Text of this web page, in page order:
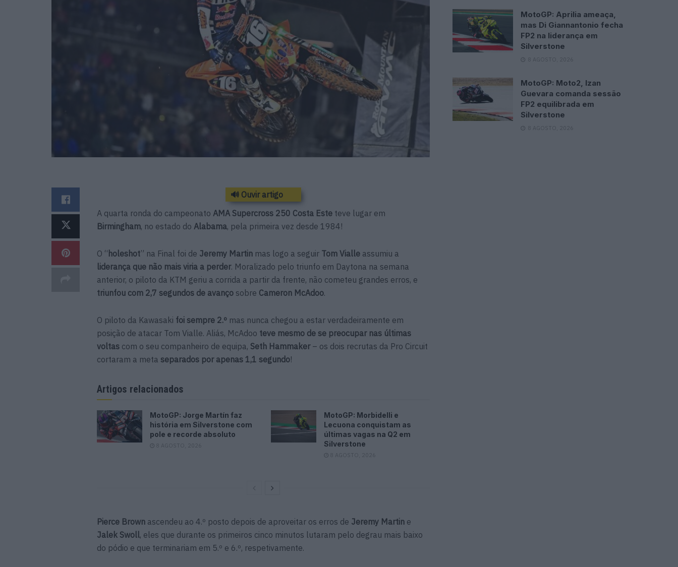
🔊 Ouvir artigo
A quarta ronda do campeonato AMA Supercross 250 Costa Este teve lugar em
Birmingham, no estado do Alabama, pela primeira vez desde 1984!
O “ holeshot” na Final foi de Jeremy Martin mas logo a seguir Tom Vialle assumiu a
liderança que não mais viria a perder. Moralizado pelo triunfo em Daytona na semana
anterior, o piloto da KTM geriu a corrida a partir da frente, não cometeu grandes erros, e
triunfou com 2,7 segundos de avanço sobre Cameron McAdoo.
O piloto da Kawasaki foi sempre 2.º mas nunca chegou a estar verdadeiramente em
posição de atacar Tom Vialle. Aliás, McAdoo teve mesmo de se preocupar nas últimas
voltas com o seu companheiro de equipa, Seth Hammaker– os dois recrutas da Pro Circuit
cortaram a meta separados por apenas 1,1 segundo!
Artigos relacionados
MotoGP: Jorge Martín faz
história em Silverstone com
pole e recorde absoluto
8 AGOSTO, 2026
MotoGP: Morbidelli e
Lecuona conquistam as
últimas vagas na Q2 em
Silverstone
8 AGOSTO, 2026
Pierce Brown ascendeu ao 4.º posto depois de aproveitar os erros de Jeremy Martin e
Jalek Swoll, eles que durante os primeiros cinco minutos lutaram pelo degrau mais baixo
do pódio e que terminariam em 5.º e 6.º, respetivamente.
MotoGP: Aprilia ameaça,
mas Di Giannantonio fecha
FP2 na liderança em
Silverstone
8 AGOSTO, 2026
MotoGP: Moto2, Izan
Guevara comanda sessão
FP2 equilibrada em
Silverstone
8 AGOSTO, 2026